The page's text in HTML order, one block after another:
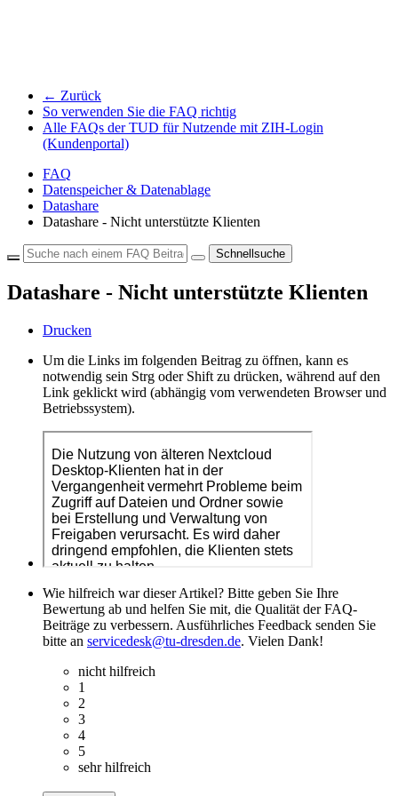
← Zurück
So verwenden Sie die FAQ richtig
Alle FAQs der TUD für Nutzende mit ZIH-Login
(Kundenportal)
FAQ
Datenspeicher & Datenablage
Datashare
Datashare - Nicht unterstützte Klienten
Schnellsuche
Datashare - Nicht unterstützte Klienten
Drucken
Um die Links im folgenden Beitrag zu öffnen, kann es
notwendig sein Strg oder Shift zu drücken, während auf den
Link geklickt wird (abhängig vom verwendeten Browser und
Betriebssystem).
Wie hilfreich war dieser Artikel? Bitte geben Sie Ihre
Bewertung ab und helfen Sie mit, die Qualität der FAQ-
Beiträge zu verbessern. Ausführliches Feedback senden Sie
bitte an servicedesk@tu-dresden.de. Vielen Dank!
nicht hilfreich
1
2
3
4
5
sehr hilfreich